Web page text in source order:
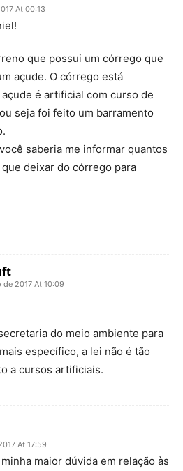
At 00:13
que possui um córrego que
açude. O córrego está
é artificial com curso de
seja foi feito um barramento
saberia me informar quantos
deixar do córrego para
2017 At 10:09
do meio ambiente para
específico, a lei não é tão
a cursos artificiais.
At 17:59
maior dúvida em relação às